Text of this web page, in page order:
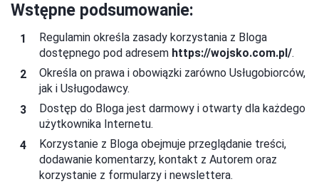
Wstępne podsumowanie:
Regulamin określa zasady korzystania z Bloga
dostępnego pod adresem https://wojsko.com.pl/.
Określa on prawa i obowiązki zarówno Usługobiorców,
jak i Usługodawcy.
Dostęp do Bloga jest darmowy i otwarty dla każdego
użytkownika Internetu.
Korzystanie z Bloga obejmuje przeglądanie treści,
dodawanie komentarzy, kontakt z Autorem oraz
korzystanie z formularzy i newslettera.